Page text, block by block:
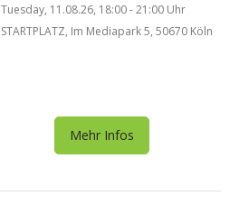
Tuesday, 11.08.26, 18:00 - 21:00 Uhr
STARTPLATZ, Im Mediapark 5, 50670 Köln
Mehr Infos